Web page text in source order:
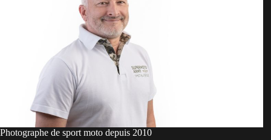
Photographe de sport moto depuis 2010